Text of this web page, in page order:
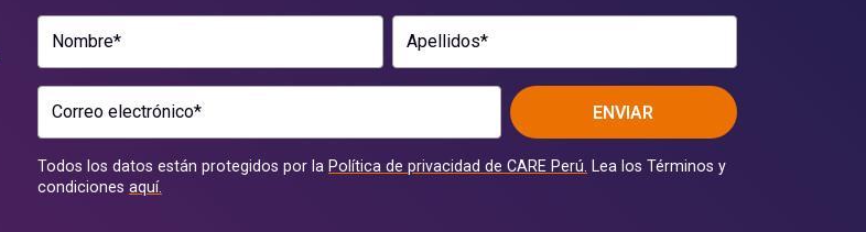
Nombre* Apellidos*
Correo electrónico* ENVIAR
Todos los datos están protegidos por la Política de privacidad de CARE Perú. Lea los Términos y
condiciones aquí.